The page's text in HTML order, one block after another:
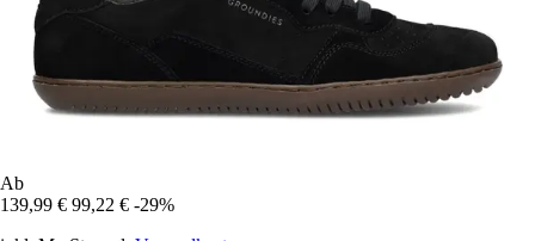
Ab
139,99 € 99,22 € -29%